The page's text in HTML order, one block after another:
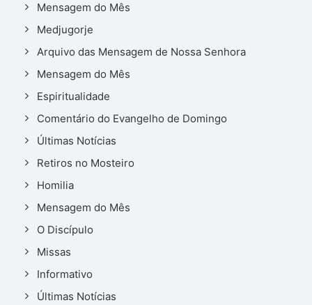
Mensagem do Mês
Medjugorje
Arquivo das Mensagem de Nossa Senhora
Mensagem do Mês
Espiritualidade
Comentário do Evangelho de Domingo
Últimas Notícias
Retiros no Mosteiro
Homilia
Mensagem do Mês
O Discípulo
Missas
Informativo
Últimas Notícias